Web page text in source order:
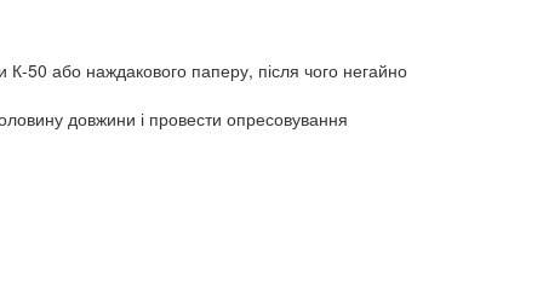
К-50 або наждакового паперу, після чого негайно
довжини і провести опресовування